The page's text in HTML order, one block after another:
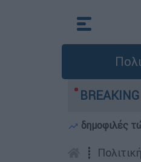
στο Πόρτο Γερμανό
δημοφιλές
┋ Πολιτική